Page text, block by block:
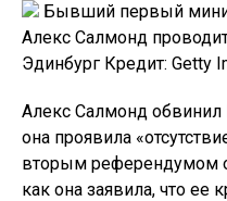
Бывший первый
Алекс Салмонд
Эдинбург Кредит: Getty
Алекс Салмонд обвинил
она проявила
вторым референдумом
как она заявила, что ее